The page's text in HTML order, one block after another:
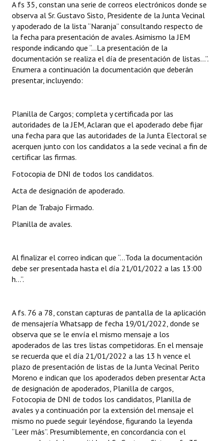
A fs 35, constan una serie de correos electrónicos donde se
observa al Sr. Gustavo Sisto, Presidente de la Junta Vecinal
y apoderado de la lista “Naranja” consultando respecto de
la fecha para presentación de avales. Asimismo la JEM
responde indicando que “…La presentación de la
documentación se realiza el día de presentación de listas…”.
Enumera a continuación la documentación que deberán
presentar, incluyendo:
Planilla de Cargos; completa y certificada por las
autoridades de la JEM, Aclaran que el apoderado debe fijar
una fecha para que las autoridades de la Junta Electoral se
acerquen junto con los candidatos a la sede vecinal a fin de
certificar las firmas.
Fotocopia de DNI de todos los candidatos.
Acta de designación de apoderado.
Plan de Trabajo Firmado.
Planilla de avales.
Al finalizar el correo indican que “…Toda la documentación
debe ser presentada hasta el día 21/01/2022 a las 13:00
h…”.
A fs. 76 a 78, constan capturas de pantalla de la aplicación
de mensajería Whatsapp de fecha 19/01/2022, donde se
observa que se le envía el mismo mensaje a los
apoderados de las tres listas competidoras. En el mensaje
se recuerda que el día 21/01/2022 a las 13 h vence el
plazo de presentación de listas de la Junta Vecinal Perito
Moreno e indican que los apoderados deben presentar Acta
de designación de apoderados, Planilla de cargos,
Fotocopia de DNI de todos los candidatos, Planilla de
avales y a continuación por la extensión del mensaje el
mismo no puede seguir leyéndose, figurando la leyenda
“Leer más”. Presumiblemente, en concordancia con el